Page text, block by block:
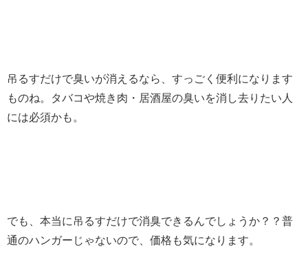
吊るすだけで臭いが消えるなら、すっごく便利になります
ものね。タバコや焼き肉・居酒屋の臭いを消し去りたい人
には必須かも。
でも、本当に吊るすだけで消臭できるんでしょうか？？普
通のハンガーじゃないので、価格も気になります。